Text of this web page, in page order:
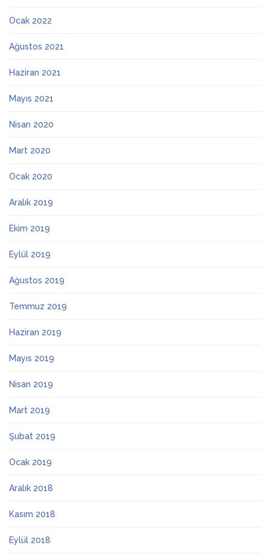
Ocak 2022
Ağustos 2021
Haziran 2021
Mayıs 2021
Nisan 2020
Mart 2020
Ocak 2020
Aralık 2019
Ekim 2019
Eylül 2019
Ağustos 2019
Temmuz 2019
Haziran 2019
Mayıs 2019
Nisan 2019
Mart 2019
Şubat 2019
Ocak 2019
Aralık 2018
Kasım 2018
Eylül 2018